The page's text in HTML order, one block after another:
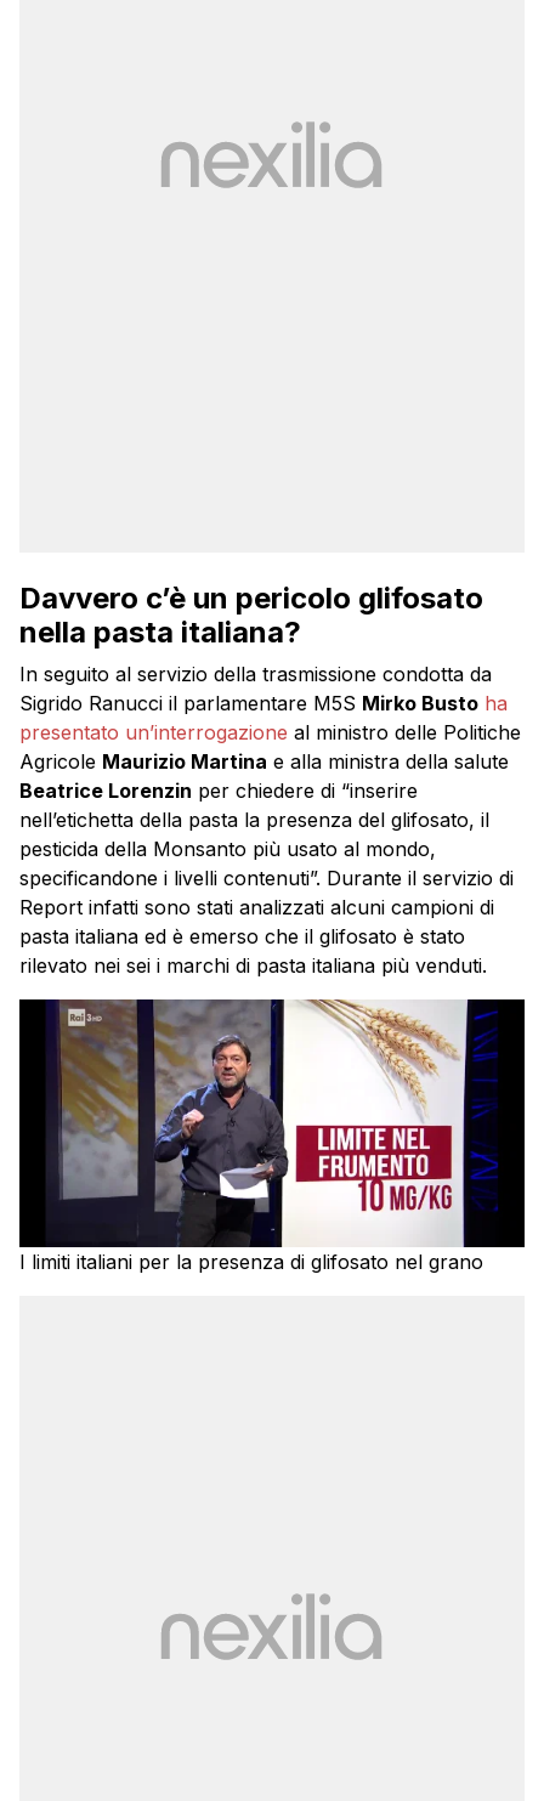
Davvero c’è un pericolo glifosato
nella pasta italiana?
In seguito al servizio della trasmissione condotta da
Sigrido Ranucci il parlamentare M5S Mirko Busto ha
presentato un’interrogazione al ministro delle Politiche
Agricole Maurizio Martina e alla ministra della salute
Beatrice Lorenzin per chiedere di “inserire
nell’etichetta della pasta la presenza del glifosato, il
pesticida della Monsanto più usato al mondo,
specificandone i livelli contenuti”. Durante il servizio di
Report infatti sono stati analizzati alcuni campioni di
pasta italiana ed è emerso che il glifosato è stato
rilevato nei sei i marchi di pasta italiana più venduti.
I limiti italiani per la presenza di glifosato nel grano